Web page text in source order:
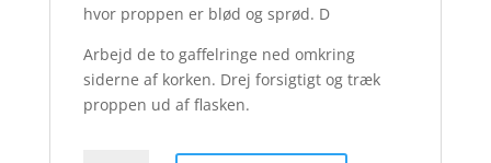
hvor proppen er blød og sprød. D
Arbejd de to gaffelringe ned omkring
siderne af korken. Drej forsigtigt og træk
proppen ud af flasken.